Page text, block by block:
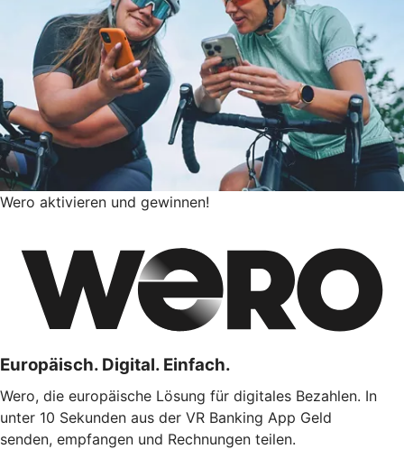
Wero aktivieren und gewinnen!
Europäisch. Digital. Einfach.
Wero, die europäische Lösung für digitales Bezahlen. In
unter 10 Sekunden aus der VR Banking App Geld
senden, empfangen und Rechnungen teilen.